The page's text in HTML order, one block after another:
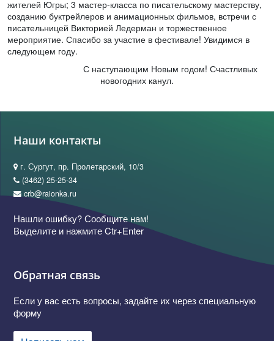
жителей Югры; 3 мастер-класса по писательскому мастерству,
созданию буктрейлеров и анимационных фильмов, встречи с
писательницей Викторией Ледерман и торжественное
мероприятие. Спасибо за участие в фестивале! Увидимся в
следующем году.
С наступающим Новым годом! Счастливых
новогодних канул.
Наши контакты
г. Сургут, пр. Пролетарский, 10/3
(3462) 25-25-34
crb@raionka.ru
Нашли ошибку? Сообщите нам!
Выделите и нажмите Ctr+Enter
Обратная связь
Если у вас есть вопросы, задайте их через специальную
форму